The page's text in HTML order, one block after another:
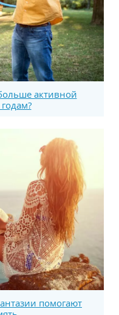
активной
помогают